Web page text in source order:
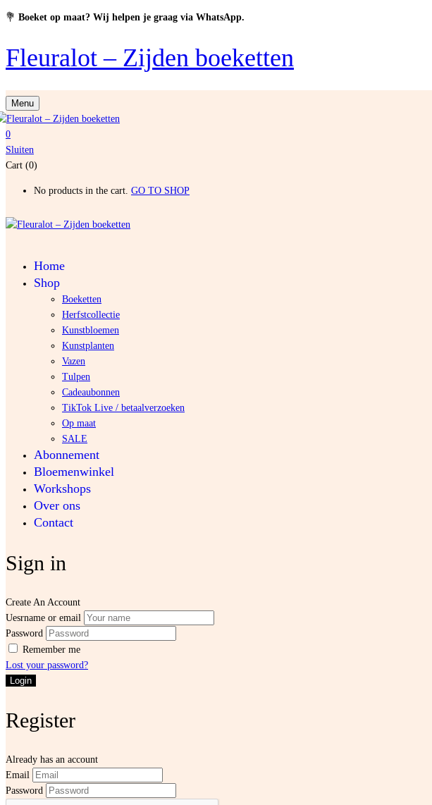
💐 Boeket op maat? Wij helpen je graag via WhatsApp.
Fleuralot – Zijden boeketten
Menu
0
Sluiten
Cart (0)
No products in the cart. GO TO SHOP
Home
Shop
Boeketten
Herfstcollectie
Kunstbloemen
Kunstplanten
Vazen
Tulpen
Cadeaubonnen
TikTok Live / betaalverzoeken
Op maat
SALE
Abonnement
Bloemenwinkel
Workshops
Over ons
Contact
Sign in
Create An Account
Uesrname or email
Password
Remember me
Lost your password?
Register
Already has an account
Email
Password